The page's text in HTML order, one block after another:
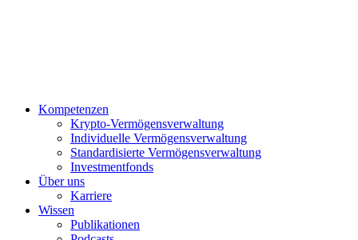
Kompetenzen
Krypto-Vermögensverwaltung
Individuelle Vermögensverwaltung
Standardisierte Vermögensverwaltung
Investmentfonds
Über uns
Karriere
Wissen
Publikationen